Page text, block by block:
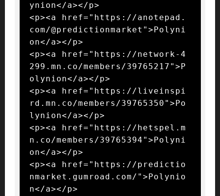
ynion</a></p>
<p><a href="https://anotepad.
com/@predictionmarket">Polyni
on</a></p>
<p><a href="https://network-4
299.mn.co/members/39765217">P
olynion</a></p>
<p><a href="https://liveinspi
rd.mn.co/members/39765350">Po
lynion</a></p>
<p><a href="https://hetspel.m
n.co/members/39765394">Polyni
on</a></p>
<p><a href="https://predictio
nmarket.gumroad.com/">Polynio
n</a></p>